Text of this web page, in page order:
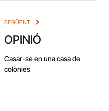
SEGÜENT
OPINIÓ
Casar-se en una casa de
colònies